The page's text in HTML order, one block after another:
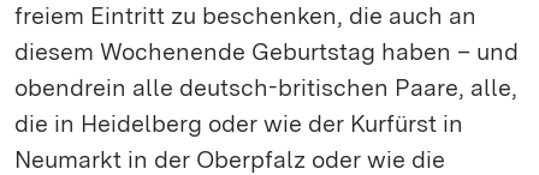
freiem Eintritt zu beschenken, die auch an
diesem Wochenende Geburtstag haben – und
obendrein alle deutsch-britischen Paare, alle,
die in Heidelberg oder wie der Kurfürst in
Neumarkt in der Oberpfalz oder wie die